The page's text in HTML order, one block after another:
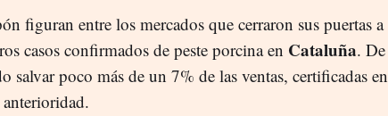
figuran entre los mercados que cerraron sus puertas a
casos confirmados de peste porcina en Cataluña. De
salvar poco más de un 7% de las ventas, certificadas en